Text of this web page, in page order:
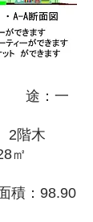
一
2階木
㎡
98.90